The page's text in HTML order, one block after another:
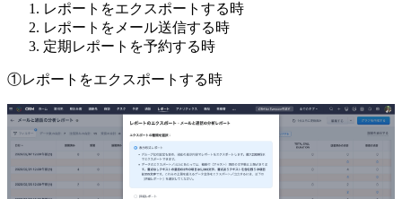
レポートをエクスポートする時
レポートをメール送信する時
定期レポートを予約する時
①レポートをエクスポートする時